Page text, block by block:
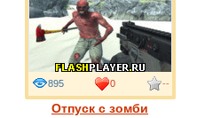
Отпуск с зомби
895 0 --